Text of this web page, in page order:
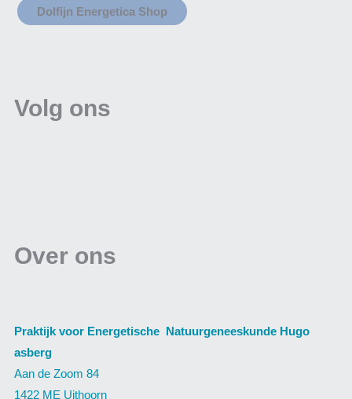
Dolfijn Energetica Shop
Volg ons
Over ons
Praktijk voor Energetische Natuurgeneeskunde Hugo
asberg
Aan de Zoom 84
1422 ME Uithoorn